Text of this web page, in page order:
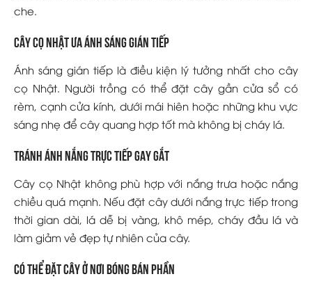
che.
Cây cọ Nhật ưa ánh sáng gián tiếp
Ánh sáng gián tiếp là điều kiện lý tưởng nhất cho cây
cọ Nhật. Người trồng có thể đặt cây gần cửa sổ có
rèm, cạnh cửa kính, dưới mái hiên hoặc những khu vực
sáng nhẹ để cây quang hợp tốt mà không bị cháy lá.
Tránh ánh nắng trực tiếp gay gắt
Cây cọ Nhật không phù hợp với nắng trưa hoặc nắng
chiều quá mạnh. Nếu đặt cây dưới nắng trực tiếp trong
thời gian dài, lá dễ bị vàng, khô mép, cháy đầu lá và
làm giảm vẻ đẹp tự nhiên của cây.
Có thể đặt cây ở nơi bóng bán phần